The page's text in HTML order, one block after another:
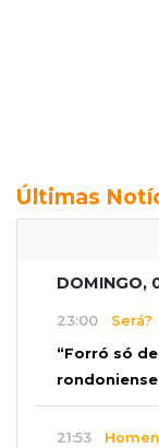
Últimas
DOMINGO,
23:00 Será?
“Forró só
21:53